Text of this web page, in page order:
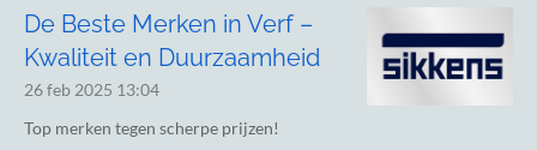
De Beste Merken in Verf –
Kwaliteit en Duurzaamheid
26 feb 2025 13:04
Top merken tegen scherpe prijzen!